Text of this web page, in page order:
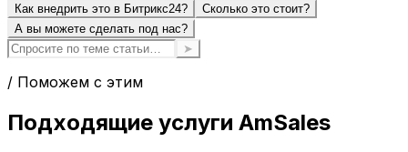
Как внедрить это в Битрикс24?
Сколько это стоит?
А вы можете сделать под нас?
➤
/ Поможем с этим
Подходящие услуги AmSales